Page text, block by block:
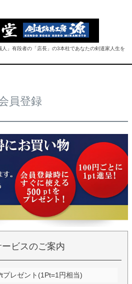
」有段者の「店長」の3本柱であなたの剣道家人生を
員登録
ビスのご案内
プレゼント(1Pt=1円相当)